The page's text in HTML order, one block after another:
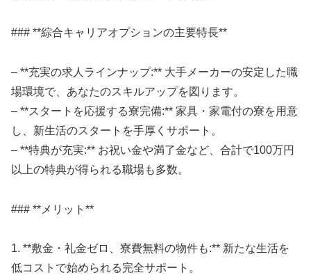
### **綜合キャリアオプションの主要特長**
– **充実の求人ラインナップ:** 大手メーカーの安定した職
場環境で、あなたのスキルアップを図ります。
– **スタートを応援する寮完備:** 家具・家電付の寮を用意
し、新生活のスタートを手厚くサポート。
– **特典が充実:** お祝い金や満了金など、合計で100万円
以上の特典が得られる職場も多数。
### **メリット**
1. **敷金・礼金ゼロ、寮費無料の物件も:** 新たな生活を
低コストで始められる完全サポート。